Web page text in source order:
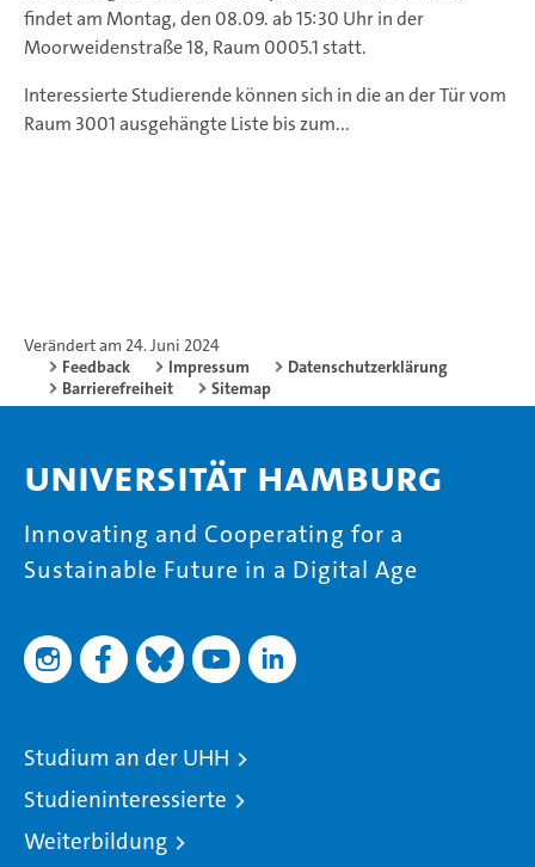
findet am Montag, den 08.09. ab 15:30 Uhr in der
Moorweidenstraße 18, Raum 0005.1 statt.
Interessierte Studierende können sich in die an der Tür vom
Raum 3001 ausgehängte Liste bis zum...
Verändert am 24. Juni 2024
Feedback
Impressum
Datenschutzerklärung
Barrierefreiheit
Sitemap
Universität Hamburg
Innovating and Cooperating for a
Sustainable Future in a Digital Age
Studium an der UHH
Studieninteressierte
Weiterbildung